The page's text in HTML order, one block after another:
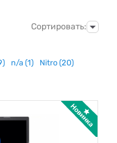
Сортировать:
n/a (1) Nitro (20)